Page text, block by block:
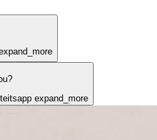
expand_more